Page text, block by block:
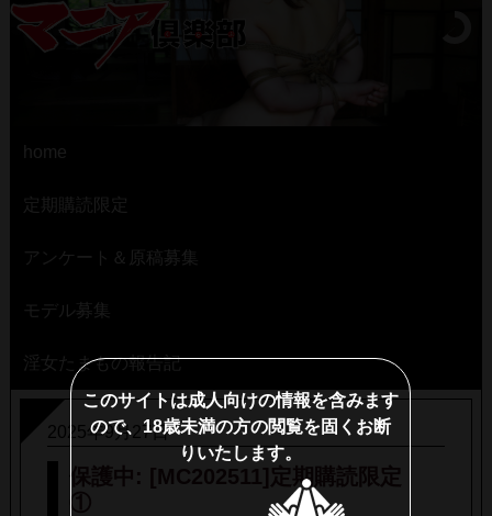
home
定期購読限定
アンケート＆原稿募集
モデル募集
淫女たまもの報告記
2025年9月27日
保護中: [MC202511]定期購読限定
①
このサイトは成人向けの情報を含みます
ので、18歳未満の方の閲覧を固くお断
りいたします。